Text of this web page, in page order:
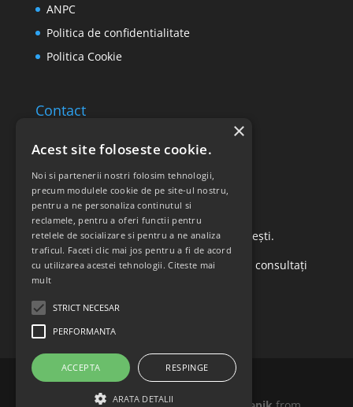
ANPC
Politica de confidentialitate
Politica Cookie
Contact
Retur produse
Str. Vasile Mironiuc nr. 3, Sector 1, București.
Pentru detalii suplimentare, vă rugăm să consultați
politica de returnare a produselor
Acest site foloseste cookie.
Noi si partenerii nostri folosim tehnologii,
precum modulele cookie de pe site-ul nostru,
pentru a ne personaliza continutul si
reclamele, pentru a oferi functii pentru
retelele de socializare si pentru a ne analiza
traficul. Faceti clic mai jos pentru a fi de acord
cu utilizarea acestei tehnologii.Citeste mai
mult
STRICT NECESAR
PERFORMANTA
ACCEPTA RESPINGE
ARATA DETALII
×